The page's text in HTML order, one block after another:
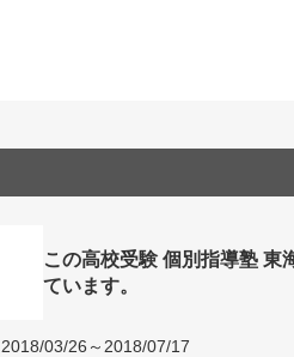
この高校受験 個別指導塾 東
ています。
2018/03/26～2018/07/17